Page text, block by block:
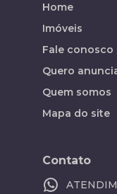
Home
Imóveis
Fale conosco
Quero
Quem somos
Mapa do site
Contato